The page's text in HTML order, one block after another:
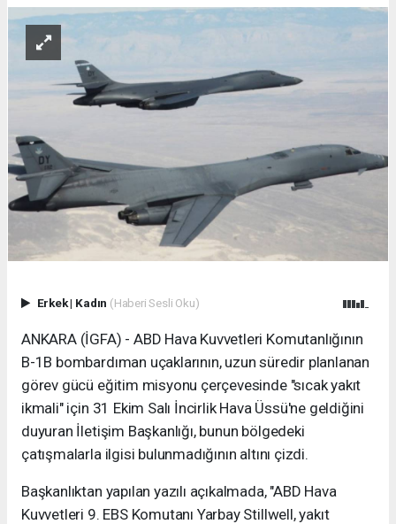
Erkek| Kadın (Haberi Sesli Oku)
ANKARA (İGFA) - ABD Hava Kuvvetleri Komutanlığının
B-1B bombardıman uçaklarının, uzun süredir planlanan
görev gücü eğitim misyonu çerçevesinde "sıcak yakıt
ikmali" için 31 Ekim Salı İncirlik Hava Üssü'ne geldiğini
duyuran İletişim Başkanlığı, bunun bölgedeki
çatışmalarla ilgisi bulunmadığının altını çizdi.
Başkanlıktan yapılan yazılı açıkalmada, "ABD Hava
Kuvvetleri 9. EBS Komutanı Yarbay Stillwell, yakıt